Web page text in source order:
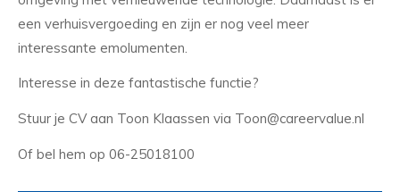
een verhuisvergoeding en zijn er nog veel meer
interessante emolumenten.
Interesse in deze fantastische functie?
Stuur je CV aan Toon Klaassen via Toon@careervalue.nl
Of bel hem op 06-25018100